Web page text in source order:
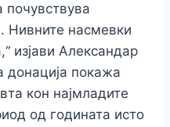
почувствува
Нивните насмевки
изјави Александар
донација покажа
кон најмладите
од годината исто